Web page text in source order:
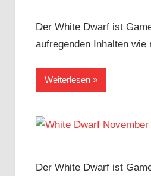
Der White Dwarf ist
aufregenden Inhalten
Weiterlesen
Der White Dwarf ist